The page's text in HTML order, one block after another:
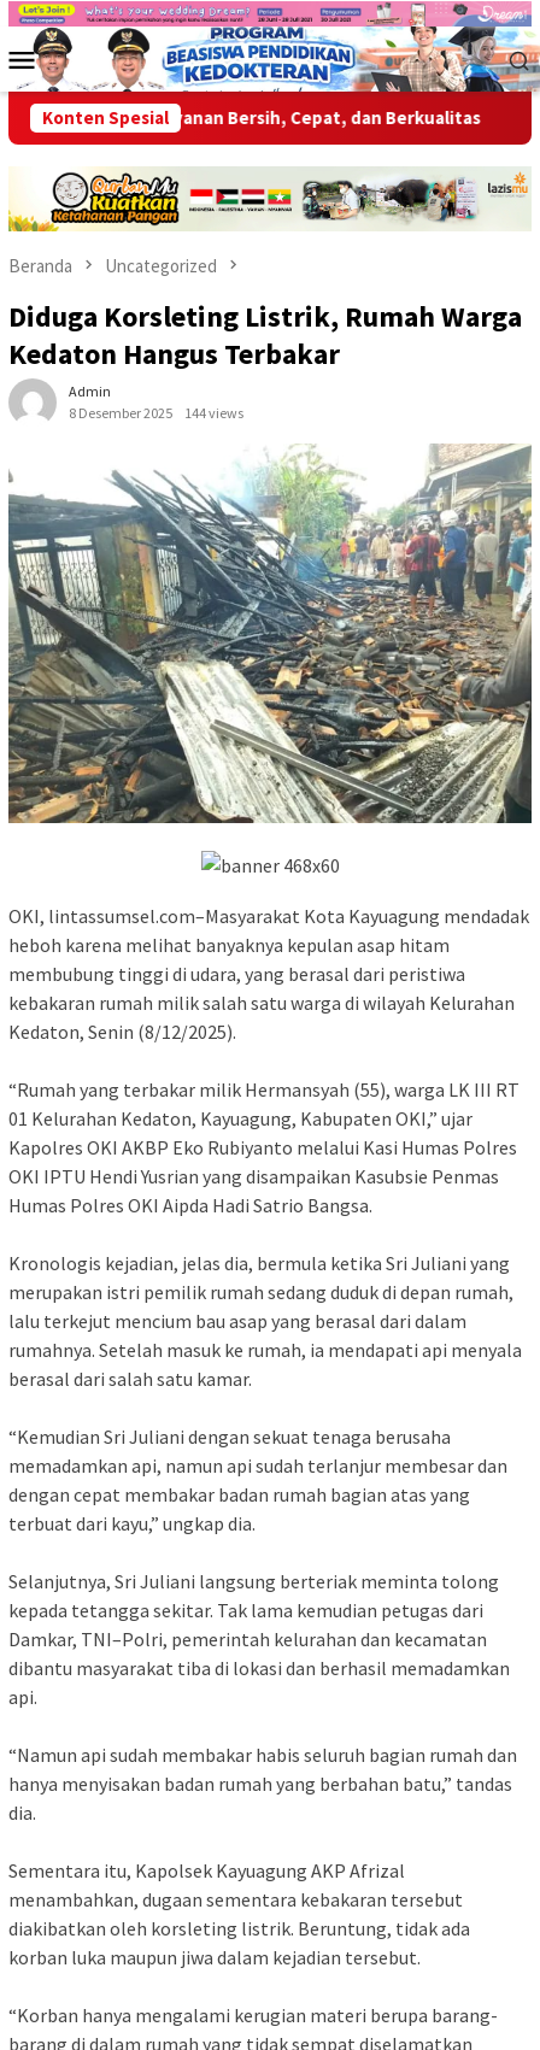
Loncat
kontenMenu
Mobile
Konten Spesial
Layanan Bersih, Cepat, dan Berkualitas Wabup
Beranda Uncategorized
Diduga Korsleting Listrik, Rumah Warga
Kedaton Hangus Terbakar
Admin
8 Desember 2025
144 views
OKI, lintassumsel.com–Masyarakat Kota Kayuagung mendadak
heboh karena melihat banyaknya kepulan asap hitam
membubung tinggi di udara, yang berasal dari peristiwa
kebakaran rumah milik salah satu warga di wilayah Kelurahan
Kedaton, Senin (8/12/2025).
‎“Rumah yang terbakar milik Hermansyah (55), warga LK III RT
01 Kelurahan Kedaton, Kayuagung, Kabupaten OKI,” ujar
Kapolres OKI AKBP Eko Rubiyanto melalui Kasi Humas Polres
OKI IPTU Hendi Yusrian yang disampaikan Kasubsie Penmas
Humas Polres OKI Aipda Hadi Satrio Bangsa.
‎Kronologis kejadian, jelas dia, bermula ketika Sri Juliani yang
merupakan istri pemilik rumah sedang duduk di depan rumah,
lalu terkejut mencium bau asap yang berasal dari dalam
rumahnya. Setelah masuk ke rumah, ia mendapati api menyala
berasal dari salah satu kamar.
‎“Kemudian Sri Juliani dengan sekuat tenaga berusaha
memadamkan api, namun api sudah terlanjur membesar dan
dengan cepat membakar badan rumah bagian atas yang
terbuat dari kayu,” ungkap dia.
‎Selanjutnya, Sri Juliani langsung berteriak meminta tolong
kepada tetangga sekitar. Tak lama kemudian petugas dari
Damkar, TNI–Polri, pemerintah kelurahan dan kecamatan
dibantu masyarakat tiba di lokasi dan berhasil memadamkan
api.
‎“Namun api sudah membakar habis seluruh bagian rumah dan
hanya menyisakan badan rumah yang berbahan batu,” tandas
dia.
‎Sementara itu, Kapolsek Kayuagung AKP Afrizal
menambahkan, dugaan sementara kebakaran tersebut
diakibatkan oleh korsleting listrik. Beruntung, tidak ada
korban luka maupun jiwa dalam kejadian tersebut.
‎“Korban hanya mengalami kerugian materi berupa barang-
barang di dalam rumah yang tidak sempat diselamatkan